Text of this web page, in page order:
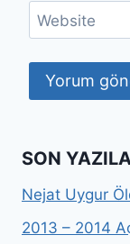
Website
SON
Nejat Uygur
2013 – 2014